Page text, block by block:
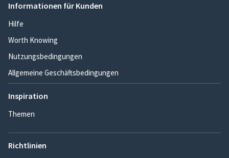
Informationen für Kunden
Hilfe
Worth Knowing
Nutzungsbedingungen
Allgemeine Geschäftsbedingungen
Inspiration
Themen
Richtlinien